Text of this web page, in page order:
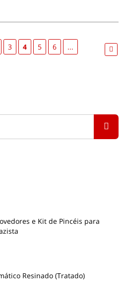
3 4 5 6
...
e Kit de Pincéis para
Resinado (Tratado)